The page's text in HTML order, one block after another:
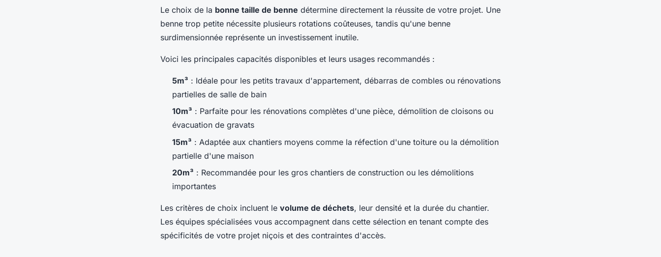
Le choix de la bonne taille de benne détermine directement la réussite de votre projet. Une
benne trop petite nécessite plusieurs rotations coûteuses, tandis qu'une benne
surdimensionnée représente un investissement inutile.
Voici les principales capacités disponibles et leurs usages recommandés :
5m³ : Idéale pour les petits travaux d'appartement, débarras de combles ou rénovations
partielles de salle de bain
10m³ : Parfaite pour les rénovations complètes d'une pièce, démolition de cloisons ou
évacuation de gravats
15m³ : Adaptée aux chantiers moyens comme la réfection d'une toiture ou la démolition
partielle d'une maison
20m³ : Recommandée pour les gros chantiers de construction ou les démolitions
importantes
Les critères de choix incluent le volume de déchets, leur densité et la durée du chantier.
Les équipes spécialisées vous accompagnent dans cette sélection en tenant compte des
spécificités de votre projet niçois et des contraintes d'accès.